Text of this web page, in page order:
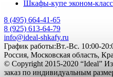
Шкафы-купе эконом-
8 (495) 664-41-65
8 (925) 613-64-79
info@ideal-shkafy.ru
График работы:Вт.-Вс. 10:00-
Россия, Московская область,
© Copyright 2015-2020 “Ideal”
заказ по индивидуальным